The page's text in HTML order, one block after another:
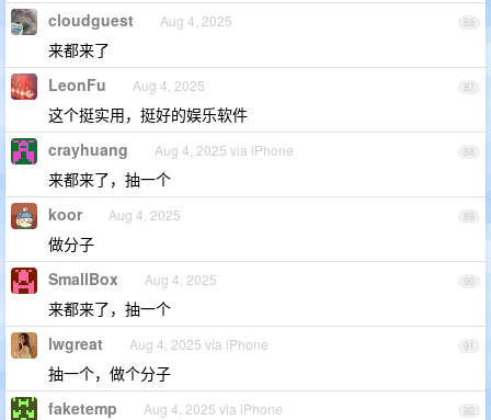
86
cloudguest Aug 4, 2025
来都来了
87
LeonFu Aug 4, 2025
这个挺实用，挺好的娱乐软件
88
crayhuang Aug 4, 2025 via iPhone
来都来了，抽一个
89
koor Aug 4, 2025
做分子
90
SmallBox Aug 4, 2025
来都来了，抽一个
91
lwgreat Aug 4, 2025 via iPhone
抽一个，做个分子
92
faketemp Aug 4, 2025 via iPhone